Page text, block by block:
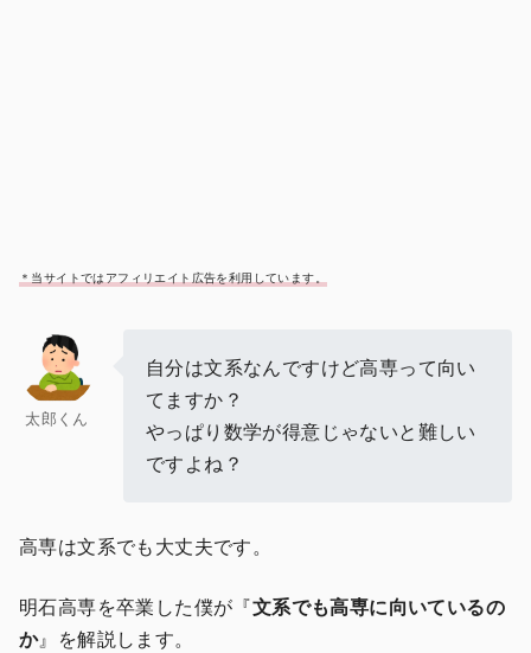
＊当サイトではアフィリエイト広告を利用しています。
太郎くん
自分は文系なんですけど高専って向い
てますか？
やっぱり数学が得意じゃないと難しい
ですよね？
高専は文系でも大丈夫です。
明石高専を卒業した僕が『文系でも高専に向いているの
か』を解説します。